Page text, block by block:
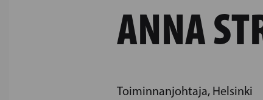
ANNA
Toiminnanjohtaja, Helsinki